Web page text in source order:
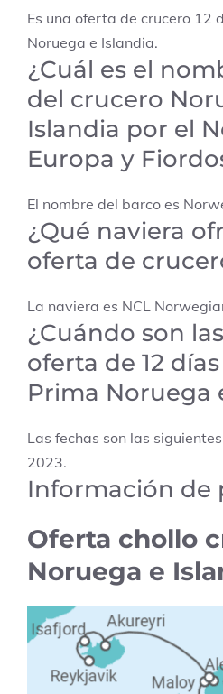
Es una oferta de crucero 12
Noruega e Islandia.
¿Cuál es el
del crucero
Islandia por el
Europa y
El nombre del barco es
¿Qué naviera
oferta de
La naviera es NCL
¿Cuándo son
oferta de 12
Prima Noruega
Las fechas son las
2023.
Información de
Oferta chollo
Noruega e